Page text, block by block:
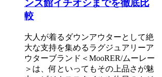
ンズ館イチオシまでを徹底比
較
大人が着るダウンアウターとして絶
大な支持を集めるラグジュアリーア
ウターブランド＜MooRER/ムーレー
＞は、何といってもその上品さが魅